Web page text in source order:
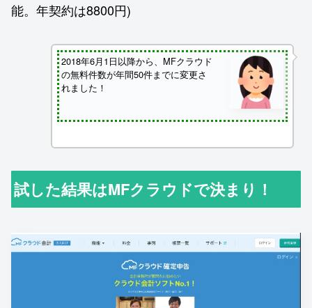
能。年契約は8800円)
2018年6月1日以降から、MFクラウド
の無料件数が年間50件までに変更さ
れました！
試した結果はMFクラウドで決まり！